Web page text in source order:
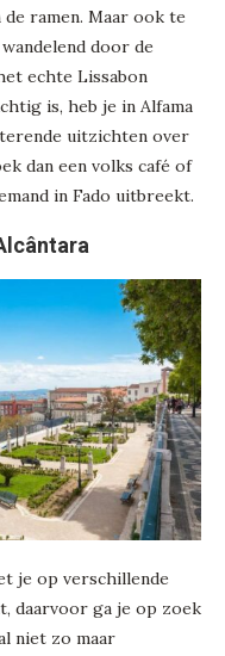
ramen. Maar ook te
door de
echte Lissabon
is, heb je in Alfama
uitzichten over
dan een volks café of
in Fado uitbreekt.
je op verschillende
daarvoor ga je op zoek
niet zo maar